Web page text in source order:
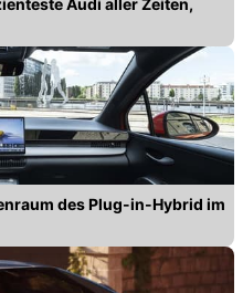
des Plug-in-Hybrid im